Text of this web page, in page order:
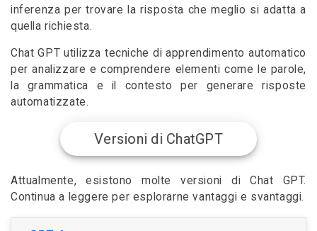
inferenza per trovare la risposta che meglio si adatta a
quella richiesta.
Chat GPT utilizza tecniche di apprendimento automatico
per analizzare e comprendere elementi come le parole,
la grammatica e il contesto per generare risposte
automatizzate.
Versioni di ChatGPT
Attualmente, esistono molte versioni di Chat GPT.
Continua a leggere per esplorarne vantaggi e svantaggi.